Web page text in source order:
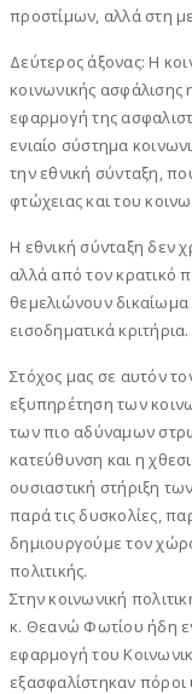
προστίμων, αλλά στη
Δεύτερος άξονας: Η
κοινωνικής
εφαρμογή της
ενιαίο σύστημα
την εθνική σύνταξη,
φτώχειας και του
Η εθνική σύνταξη δεν
αλλά από τον κρατικό
θεμελιώνουν
εισοδηματικά κριτήρια.
Στόχος μας σε αυτόν
εξυπηρέτηση των
των πιο αδύναμων
κατεύθυνση και η
ουσιαστική στήριξη
παρά τις δυσκολίες,
δημιουργούμε τον
πολιτικής.
Στην κοινωνική
κ. Θεανώ Φωτίου ήδη
εφαρμογή του
εξασφαλίστηκαν